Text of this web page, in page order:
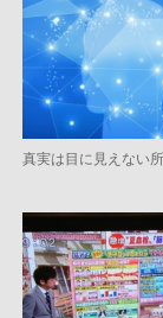
真実は目に見えない